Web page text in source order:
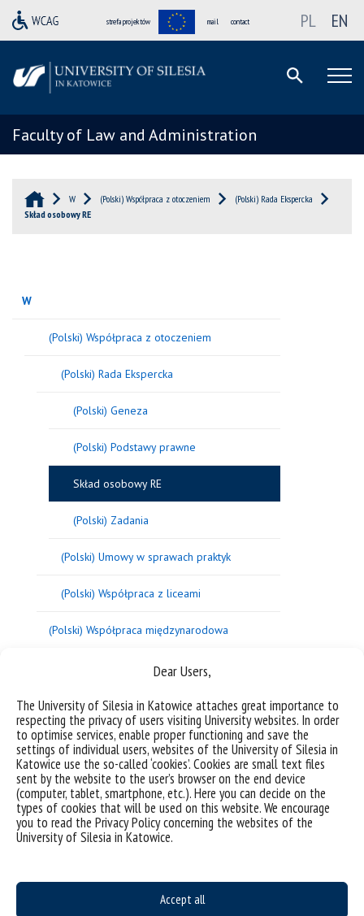
Dear Users,
The University of Silesia in Katowice attaches great importance to
respecting the privacy of users visiting University websites. In order
to optimise services, enable proper functioning and save the
settings of individual users, websites of the University of Silesia in
Katowice use the so-called ‘cookies’. Cookies are small text files
sent by the website to the user’s browser on the end device
(computer, tablet, smartphone, etc.). Here you can decide on the
types of cookies that will be used on this website. We encourage
you to read the Privacy Policy concerning the websites of the
University of Silesia in Katowice.
Accept all
strefa projektów mail contact PL EN
Faculty of Law and Administration
W (Polski) Współpraca z otoczeniem
(Polski) Rada Ekspercka
Skład osobowy RE
[/vc_column_text][/vc_column][/vc_row]
W
(Polski) Współpraca z otoczeniem
(Polski) Rada Ekspercka
(Polski) Geneza
(Polski) Podstawy prawne
Skład osobowy RE
(Polski) Zadania
(Polski) Umowy w sprawach praktyk
(Polski) Współpraca z liceami
(Polski) Współpraca międzynarodowa